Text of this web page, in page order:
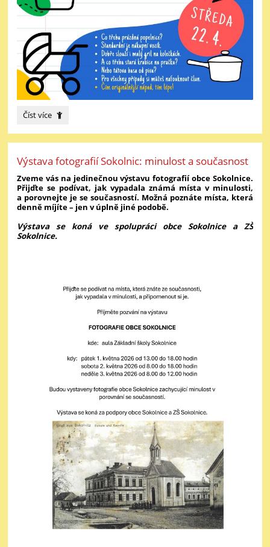
Den
školních
Číst více
Výstava fotografií Sokolnic: minulost a současnost
Zveme vás na jedinečnou výstavu fotografií obce Sokolnice.
Přijďte se podívat, jak vypadala známá místa v minulosti,
a porovnejte je se současností. Možná poznáte místa, která
denně míjíte – jen v úplně jiné podobě.
Výstava se koná ve spolupráci obce Sokolnice a ZŠ
Sokolnice.